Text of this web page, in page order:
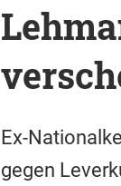
Ex-
gegen